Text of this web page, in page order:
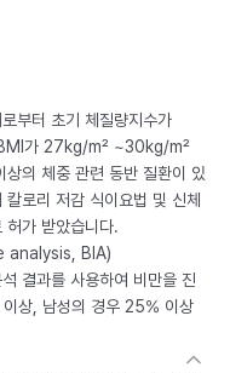
부터 초기 체질량지수가
가 27kg/m² ~30kg/m²
의 체중 관련 동반 질환이 있
로리 저감 식이요법 및 신체
허가 받았습니다.
analysis, BIA)
결과를 사용하여 비만을 진
상, 남성의 경우 25% 이상